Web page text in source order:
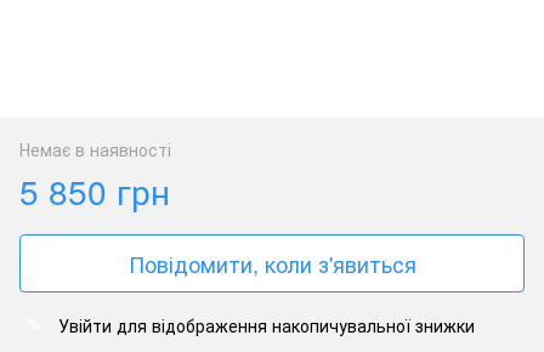
Немає в наявності
5 850 грн
Повідомити, коли з'явиться
Увійти для відображення накопичувальної знижки